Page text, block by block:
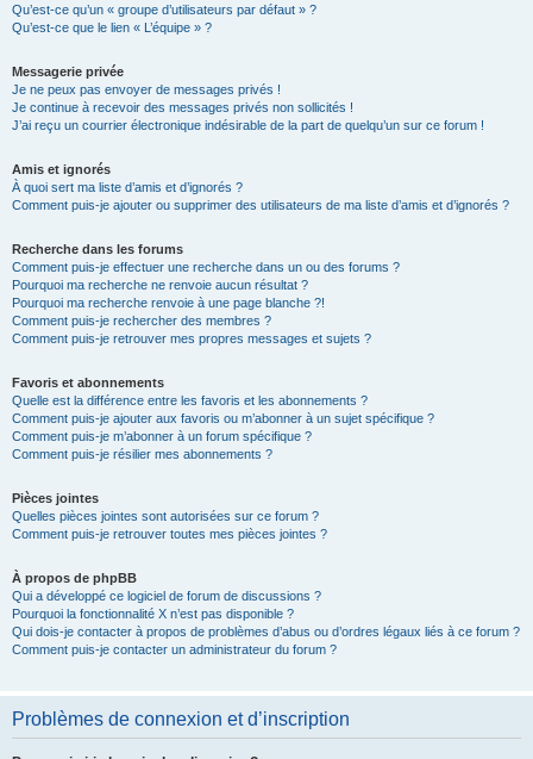
Qu’est-ce qu’un « groupe d’utilisateurs par défaut » ?
Qu’est-ce que le lien « L’équipe » ?
Messagerie privée
Je ne peux pas envoyer de messages privés !
Je continue à recevoir des messages privés non sollicités !
J’ai reçu un courrier électronique indésirable de la part de quelqu’un sur ce forum !
Amis et ignorés
À quoi sert ma liste d’amis et d’ignorés ?
Comment puis-je ajouter ou supprimer des utilisateurs de ma liste d’amis et d’ignorés ?
Recherche dans les forums
Comment puis-je effectuer une recherche dans un ou des forums ?
Pourquoi ma recherche ne renvoie aucun résultat ?
Pourquoi ma recherche renvoie à une page blanche ?!
Comment puis-je rechercher des membres ?
Comment puis-je retrouver mes propres messages et sujets ?
Favoris et abonnements
Quelle est la différence entre les favoris et les abonnements ?
Comment puis-je ajouter aux favoris ou m’abonner à un sujet spécifique ?
Comment puis-je m’abonner à un forum spécifique ?
Comment puis-je résilier mes abonnements ?
Pièces jointes
Quelles pièces jointes sont autorisées sur ce forum ?
Comment puis-je retrouver toutes mes pièces jointes ?
À propos de phpBB
Qui a développé ce logiciel de forum de discussions ?
Pourquoi la fonctionnalité X n’est pas disponible ?
Qui dois-je contacter à propos de problèmes d’abus ou d’ordres légaux liés à ce forum ?
Comment puis-je contacter un administrateur du forum ?
Problèmes de connexion et d’inscription